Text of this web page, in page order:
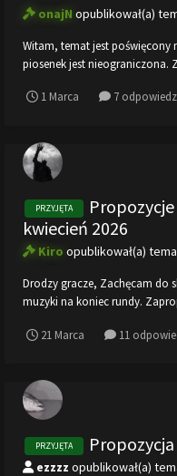
onajN opublikował(a)
Witam, temat jest poświęcony
piosenek jest nieograniczona.
1 Marca 7
PRZYJĘTA
kwiecień 2026
Kiro opublikował(a)
Drodzy gracze, Zachęcam do
muzyki na koniec rundy.
odpowiedzi, aby poprawnie
21 Marca 11
PRZYJĘTA
ezzzz opublikował(a)